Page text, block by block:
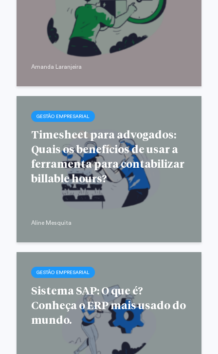
Amanda Laranjeira
GESTÃO EMPRESARIAL
Timesheet para advogados:
Quais os benefícios de usar a
ferramenta para contabilizar
billable hours?
Aline Mesquita
GESTÃO EMPRESARIAL
Sistema SAP: O que é?
Conheça o ERP mais usado do
mundo.